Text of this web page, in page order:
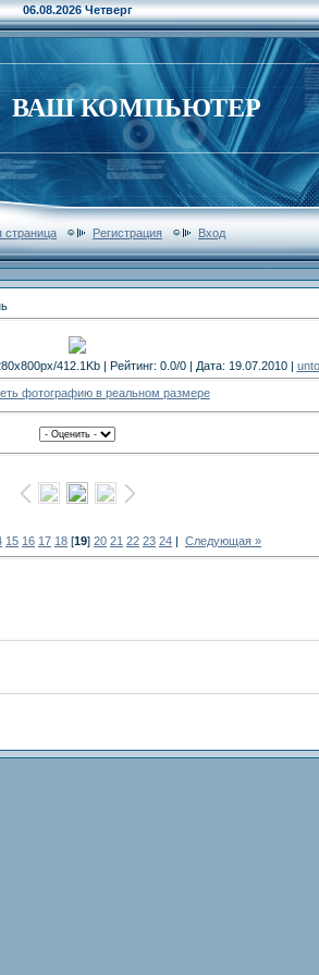
06.08.2026 Четверг
ВАШ КОМПЬЮТЕР
страница Регистрация Вход
412.1Kb | Рейтинг: 0.0/0 | Дата: 19.07.2010 |
фотографию в реальном размере
15 16 17 18 [19] 20 21 22 23 24 | Следующая »